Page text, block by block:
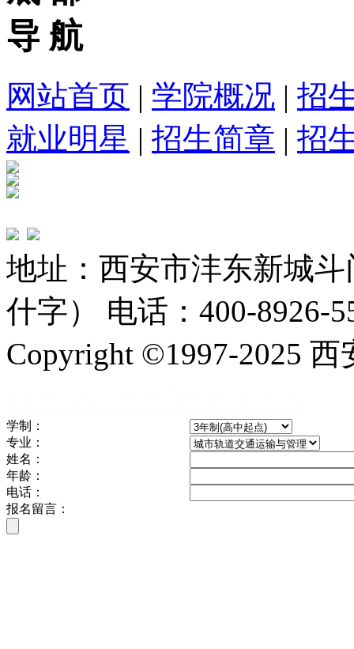
导 航
网站首页 | 学院概况 | 招
就业明星 | 招生简章 | 招
地址：西安市沣东新城
什字） 电话：400-8926-
Copyright ©1997-2025
学制：
专业：
姓名：
年龄：
电话：
报名留言：